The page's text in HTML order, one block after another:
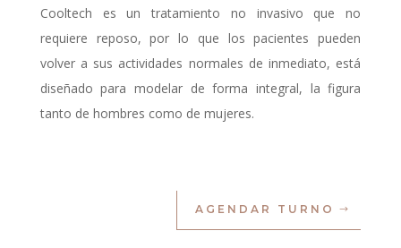
Cooltech es un tratamiento no invasivo que no
requiere reposo, por lo que los pacientes pueden
volver a sus actividades normales de inmediato, está
diseñado para modelar de forma integral, la figura
tanto de hombres como de mujeres.
AGENDAR TURNO